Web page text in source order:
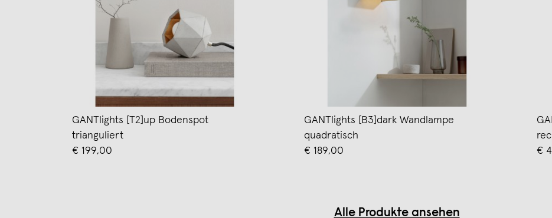
GANTlights [T2]up Bodenspot
trianguliert
€ 199,00
GANTlights [B3]dark Wandlampe
quadratisch
€ 189,00
€
Alle Produkte ansehen